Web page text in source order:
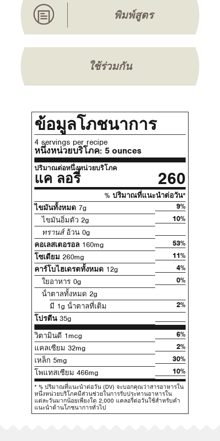
พิมพ์สูตร
ใช้ร่วมกัน
ข้อมูลโภชนาการ
4 servings per recipe
หนึ่งหน่วยบริโภค: 5 ounces
ปริมาณต่อหนึ่งหน่วยบริโภค
แค ลอรี่ 260
% ปริมาณที่แนะนําต่อวัน*
ไขมันทั้งหมด 7g
9%
ไขมันอิ่มตัว 2g
10%
ทรานส์อ้วน 0g
คอเลสเตอรอล 160mg
53%
โซเดียม 260mg
11%
คาร์โบไฮเดรตทั้งหมด 12g
4%
ใยอาหาร 0g
0%
น้ําตาลทั้งหมด 2g
มี 1g น้ําตาลที่เติม
2%
โปรตีน35g
วิตามินดี 1mcg
6%
แคลเซียม 32mg
2%
เหล็ก 5mg
30%
โพแทสเซียม 466mg
10%
* % ปริมาณที่แนะนําต่อวัน (DV) จะบอกคุณว่าสารอาหารใน
หนึ่งหน่วยบริโภคมีส่วนช่วยในการรับประทานอาหารใน
แต่ละวันมากน้อยเพียงใด 2,000 แคลอรี่ต่อวันใช้สําหรับคํา
แนะนําด้านโภชนาการทั่วไป